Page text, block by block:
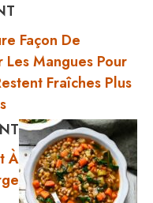
Façon De
Les Mangues Pour
Fraîches Plus
À